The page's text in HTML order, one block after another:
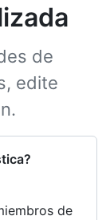
de
edite
de